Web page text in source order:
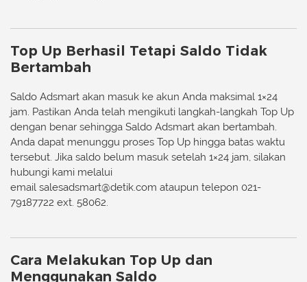
Top Up Berhasil Tetapi Saldo Tidak
Bertambah
Saldo Adsmart akan masuk ke akun Anda maksimal 1×24
jam. Pastikan Anda telah mengikuti langkah-langkah Top Up
dengan benar sehingga Saldo Adsmart akan bertambah.
Anda dapat menunggu proses Top Up hingga batas waktu
tersebut. Jika saldo belum masuk setelah 1×24 jam, silakan
hubungi kami melalui
email salesadsmart@detik.com ataupun telepon 021-
79187722 ext. 58062.
Cara Melakukan Top Up dan
Menggunakan Saldo